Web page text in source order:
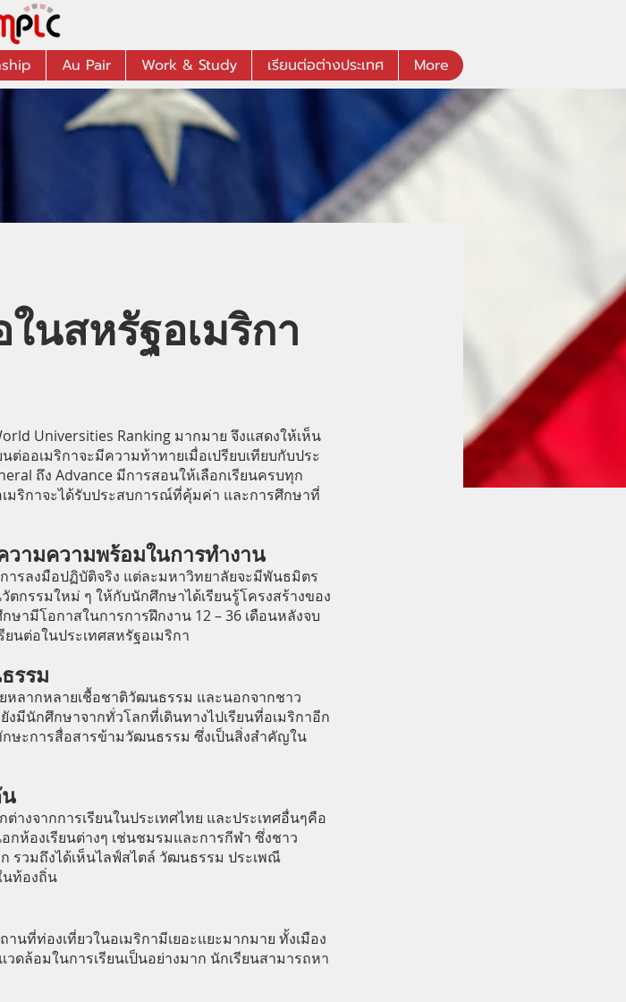
Au Pair Work & Study เรียนต่อต่างประเทศ More
นสหรัฐอเมริกา
Universities Ranking มากมาย จึงแสดงให้เห็น
ออเมริกาจะมีความท้าทายเมื่อเปรียบเทียบกับประ
ถึง Advance มีการสอนให้เลือกเรียนครบทุก
ริกาจะได้รับประสบการณ์ที่คุ้มค่า และการศึกษาที่
วามความพร้อมในการทำงาน
ารลงมือปฏิบัติจริง แต่ละมหาวิทยาลัยจะมีพันธมิตร
กรรมใหม่ ๆ ให้กับนักศึกษาได้เรียนรู้โครงสร้างของ
ามีโอกาสในการการฝึกงาน 12 – 36 เดือนหลังจบ
นต่อในประเทศสหรัฐอเมริกา
รรม
หลากหลายเชื้อชาติวัฒนธรรม และนอกจากชาว
งมีนักศึกษาจากทั่วโลกที่เดินทางไปเรียนที่อเมริกาอีก
ษะการสื่อสารข้ามวัฒนธรรม ซึ่งเป็นสิ่งสำคัญใน
างจากการเรียนในประเทศไทย และประเทศอื่นๆคือ
ห้องเรียนต่างๆ เช่นชมรมและการกีฬา ซึ่งชาว
รวมถึงได้เห็นไลฟ์สไตล์ วัฒนธรรม ประเพณี
นท้องถิ่น
นที่ท่องเที่ยวในอเมริกามีเยอะแยะมากมาย ทั้งเมือง
ล้อมในการเรียนเป็นอย่างมาก นักเรียนสามารถหา